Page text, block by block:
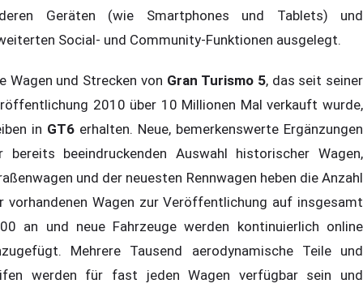
Geräten (wie Smartphones und Tablets) und
Social- und Community-Funktionen ausgelegt.
Wagen und Strecken von Gran Turismo 5, das seit seiner
2010 über 10 Millionen Mal verkauft wurde,
in GT6 erhalten. Neue, bemerkenswerte Ergänzungen
bereits beeindruckenden Auswahl historischer Wagen,
und der neuesten Rennwagen heben die Anzahl
vorhandenen Wagen zur Veröffentlichung auf insgesamt
an und neue Fahrzeuge werden kontinuierlich online
Mehrere Tausend aerodynamische Teile und
werden für fast jeden Wagen verfügbar sein und